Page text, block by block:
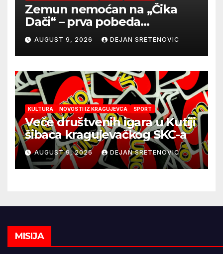
Zemun nemoćan na „Čika
Dači“ – prva pobeda
Radničkog u drugom
mandatu Feđe Dudića
AUGUST 9, 2026 DEJAN SRETENOVIC
KULTURA NOVOSTI IZ KRAGUJEVCA SPORT
Veče društvenih igara u Kutiji
šibaca kragujevačkog SKC-a
AUGUST 9, 2026 DEJAN SRETENOVIC
MISIJA